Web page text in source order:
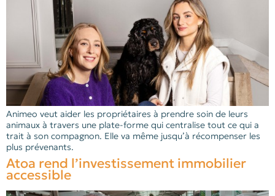
Animeo veut aider les propriétaires à prendre soin de leurs
animaux à travers une plate-forme qui centralise tout ce qui a
trait à son compagnon. Elle va même jusqu’à récompenser les
plus prévenants.
Atoa rend l’investissement immobilier
accessible